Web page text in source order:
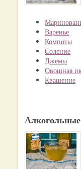
Варенье
Компоты
Соление
Джемы
Овощная
Квашение